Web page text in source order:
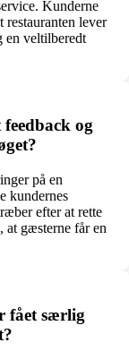
Kunderne
restauranten lever
en veltilberedt
og
på en
kundernes
efter at rette
at gæsterne får en
fået særlig